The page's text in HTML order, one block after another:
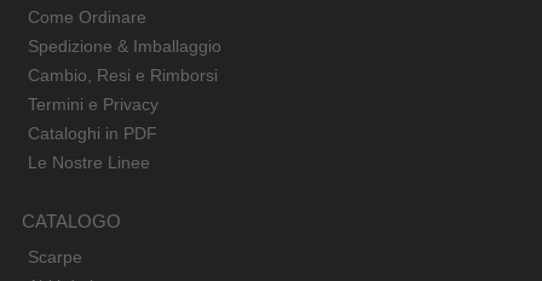
Come Ordinare
Spedizione & Imballaggio
Cambio, Resi e Rimborsi
Termini e Privacy
Cataloghi in PDF
Le Nostre Linee
CATALOGO
Scarpe